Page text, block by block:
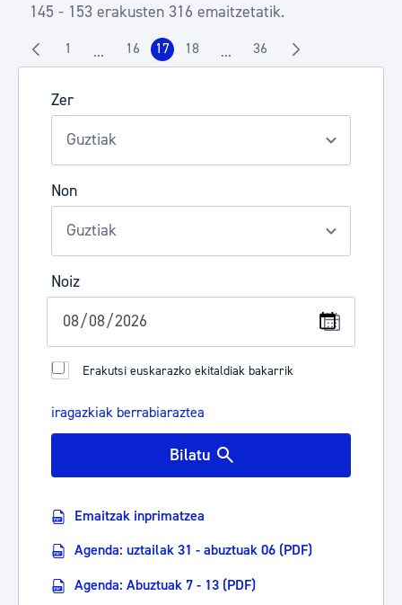
Zer
Non
Noiz
Erakutsi euskarazko ekitaldiak bakarrik
iragazkiak berrabiaraztea
Bilatu
Emaitzak inprimatzea
Agenda: uztailak 31 - abuztuak 06 (PDF)
Agenda: Abuztuak 7 - 13 (PDF)
145 - 153 erakusten 316 emaitzetatik.
Orrialdea
1 ...Intermediate Pages Use TAB to navigate.
Orrialdea
16 Orrialdea
17 Orrialdea
18 ...Intermediate Pages Use TAB
Orrialdea
36